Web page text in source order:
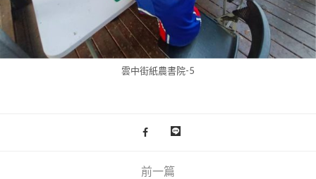
雲中街紙農書院-5
前一篇